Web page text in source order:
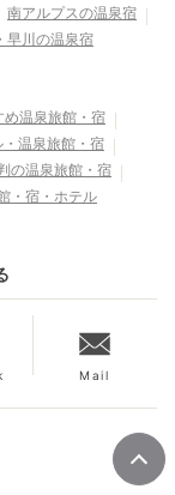
南アルプスの温泉宿
早川の温泉宿
め温泉旅館・宿
温泉旅館・宿
の温泉旅館・宿
・宿・ホテル
Mail